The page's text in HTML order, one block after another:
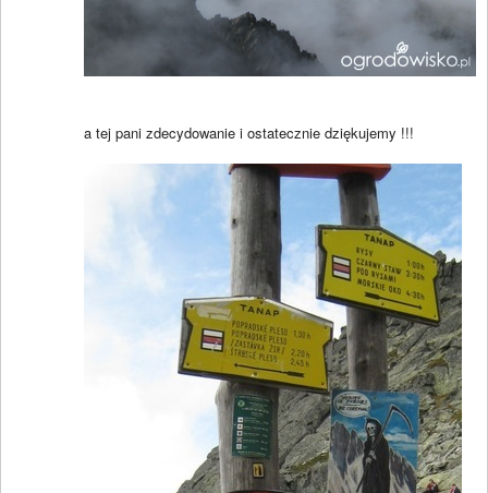
a tej pani zdecydowanie i ostatecznie dziękujemy !!!